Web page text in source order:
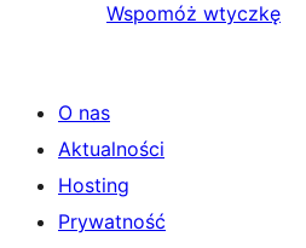
Wspomóż wtyczkę
O nas
Aktualności
Hosting
Prywatność